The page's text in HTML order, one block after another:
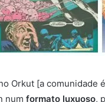
Orkut [a
num formato luxuoso,